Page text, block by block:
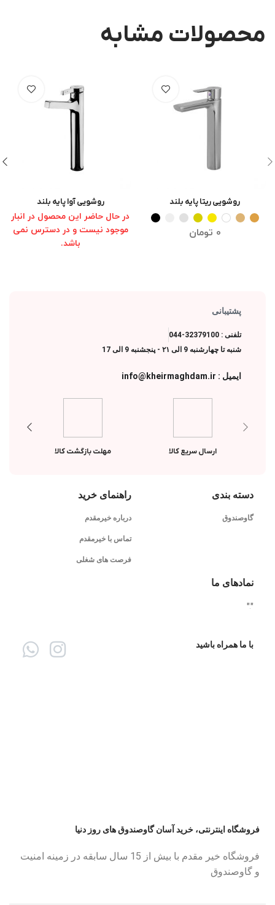
محصولات مشابه
انتخاب گزینه ها
روشویی ریتا پایه بلند
0 تومان
انتخاب گزینه ها
روشویی آوا پایه بلند
در حال حاضر این محصول در انبار
موجود نیست و در دسترس نمی
باشد.
پشتیبانی
تلفنی : 32379100-044
شنبه تا چهارشنبه 9 الی ۲۱ - پنجشنبه 9 الی 17
ایمیل : info@kheirmaghdam.ir
ارسال سریع کالا مهلت بازگشت کالا
دسته بندی
گاوصندوق
راهنمای خرید
درباره خیرمقدم
تماس با خیرمقدم
فرصت های شغلی
نمادهای ما
"
"
با ما همراه باشید
فروشگاه اینترنتی، خرید آسان گاوصندوق های روز دنیا
فروشگاه خیر مقدم با بیش از 15 سال سابقه در زمینه امنیت
و گاوصندوق